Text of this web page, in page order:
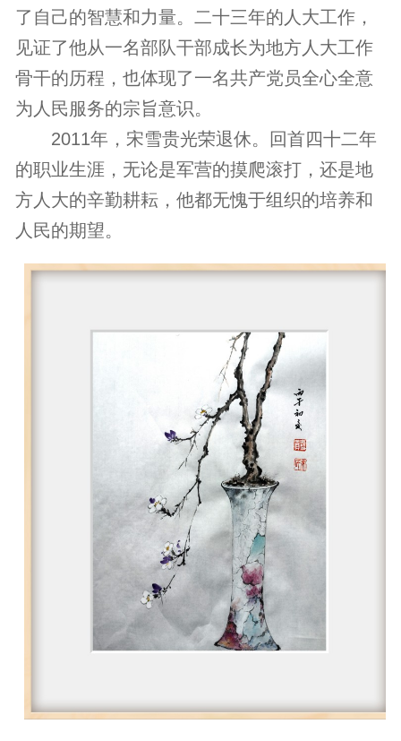
了自己的智慧和力量。二十三年的人大工作，
见证了他从一名部队干部成长为地方人大工作
骨干的历程，也体现了一名共产党员全心全意
为人民服务的宗旨意识。
2011年，宋雪贵光荣退休。回首四十二年
的职业生涯，无论是军营的摸爬滚打，还是地
方人大的辛勤耕耘，他都无愧于组织的培养和
人民的期望。